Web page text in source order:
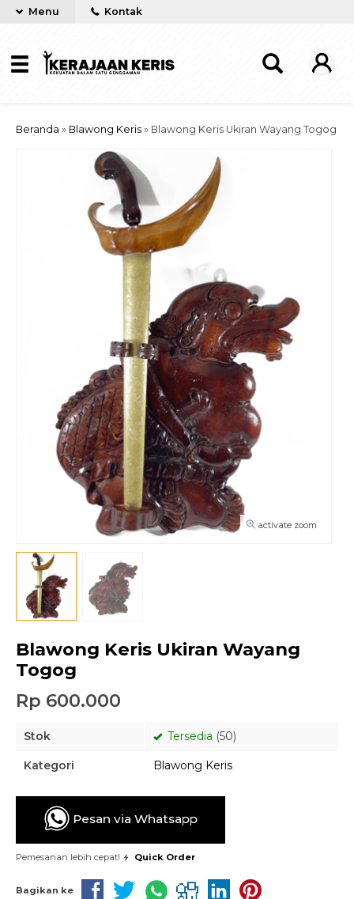
Menu Kontak
Beranda » Blawong Keris » Blawong Keris Ukiran Wayang Togog
activate zoom
Blawong Keris Ukiran Wayang
Togog
Rp 600.000
Stok Tersedia (50)
Kategori Blawong Keris
Pesan via Whatsapp
Pemesanan lebih cepat! Quick Order
Bagikan ke